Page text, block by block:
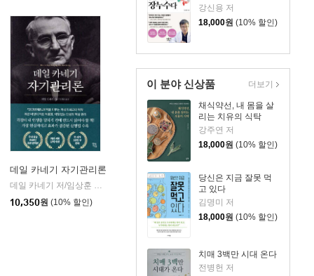
강신용 저
18,000원 (10% 할인)
이 분야 신상품
채식약선, 내 몸을 살
리는 치유의 식탁
강주연 저
18,000원 (10% 할인)
당신은 지금 잘못 먹
고 있다
김명미 저
18,000원 (10% 할인)
치매 3백만 시대 온다
전병헌 저
더보기
데일 카네기 자기관리론
데일 카네기 저/임상훈 역
10,350원 (10% 할인)